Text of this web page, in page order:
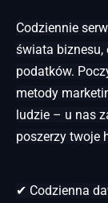
Codziennie
świata biznesu,
podatków.
metody
ludzie – u nas
poszerzy twoje
✔ Codzienna